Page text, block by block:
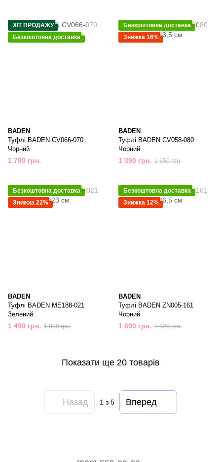
ХІТ ПРОДАЖУ
Безкоштовна доставка
BADEN
Туфлі BADEN CV066-070
Чорний
1 790 грн.
Безкоштовна доставка
Знижка 16%
BADEN
Туфлі BADEN CV058-080
Чорний
1 390 грн. 1 650 грн.
Безкоштовна доставка
Знижка 22%
BADEN
Туфлі BADEN ME188-021
Зелений
1 490 грн. 1 900 грн.
Безкоштовна доставка
Знижка 12%
BADEN
Туфлі BADEN ZN005-161
Чорний
1 690 грн. 1 920 грн.
Показати ще 20 товарів
Назад 1з 5 Вперед